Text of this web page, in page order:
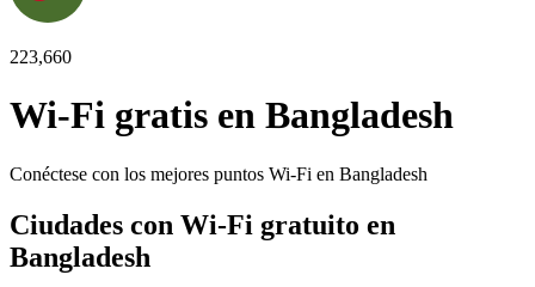
223,660
Wi-Fi gratis en Bangladesh
Conéctese con los mejores puntos Wi-Fi en Bangladesh
Ciudades con Wi-Fi gratuito en
Bangladesh